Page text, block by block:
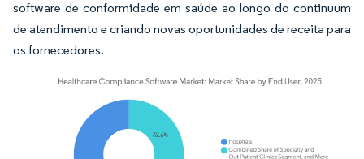
software de conformidade em saúde ao longo do continuum
de atendimento e criando novas oportunidades de receita para
os fornecedores.